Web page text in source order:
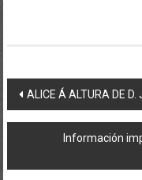
Post
ALICE Á ALTURA DE
Información